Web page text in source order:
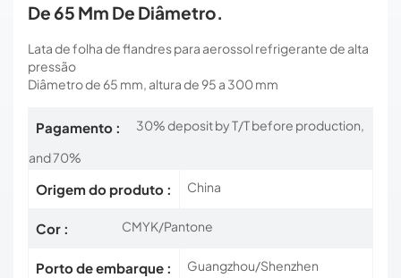
De 65 Mm De Diâmetro.
Lata de folha de flandres para aerossol refrigerante de alta
pressão
Diâmetro de 65 mm, altura de 95 a 300 mm
Pagamento :
30% deposit by T/T before production,
and 70%
Origem do produto : China
Cor : CMYK/Pantone
Porto de embarque : Guangzhou/Shenzhen